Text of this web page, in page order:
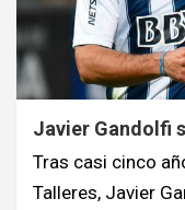
Javier Gandolfi
Tras casi cinco
Talleres, Javier